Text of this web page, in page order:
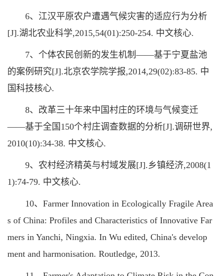
6、江汉平原农户遭遇气候灾害的适应行为分析
[J].湖北农业科学,2015,54(01):250-254. 中文核心.
7、个体农民创新的发生机制——基于宁夏盐池
的案例研究[J].北京农学院学报,2014,29(02):83-85. 中
国科技核心.
8、改革三十年来中国村庄的环境与气候变迁
——基于全国150个村庄调查数据的分析[J].调研世界,
2010(10):34-38. 中文核心.
9、农村经济精英与村域发展[J].乡镇经济,2008(1
1):74-79. 中文核心.
10、Farmer Innovation in Ecologically Fragile Area
s of China: Profiles and Characteristics of Innovative Far
mers in Yanchi, Ningxia. In Wu edited, China's develop
ment and harmonisation. Routledge, 2013.